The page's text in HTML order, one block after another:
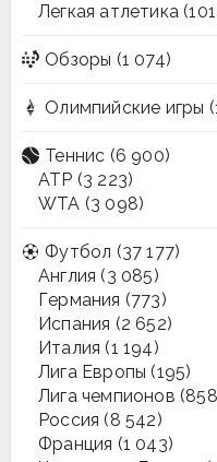
Легкая атлетика
Обзоры (1 074)
Олимпийские игры
Теннис (6 900)
ATP (3 223)
WTA (3 098)
Футбол (37 177)
Англия (3 085)
Германия (773)
Испания (2 652)
Италия (1 194)
Лига Европы (195)
Лига чемпионов
Россия (8 542)
Франция (1 043)